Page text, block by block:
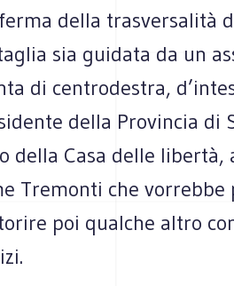
della trasversalità
sia guidata da un
di centrodestra,
della Provincia di
della Casa delle libertà,
Tremonti che
poi qualche altro